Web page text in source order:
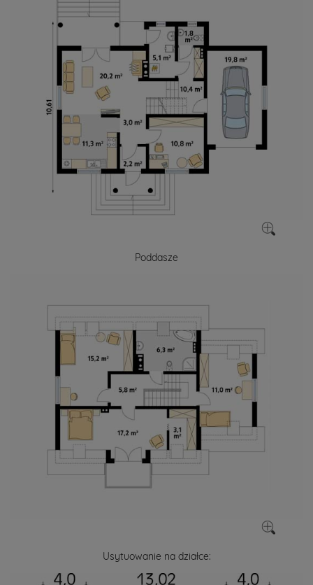
Poddasze
Usytuowanie na działce: